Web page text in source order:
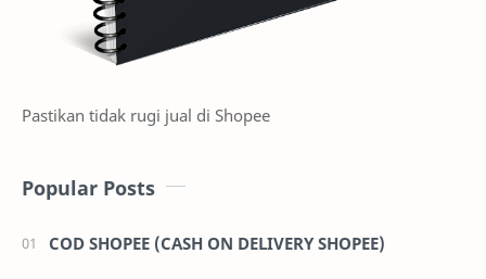
Pastikan tidak rugi jual di Shopee
Popular Posts
COD SHOPEE (CASH ON DELIVERY SHOPEE)